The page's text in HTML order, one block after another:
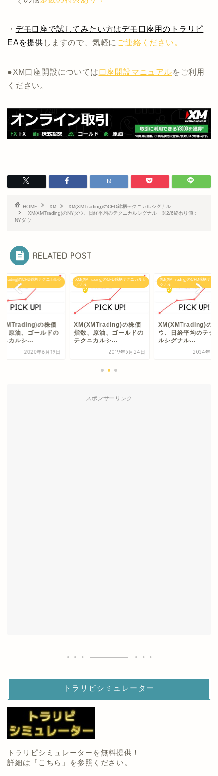
・ デモ口座で試してみたい方はデモ口座用のトラリピ
EAを提供 しますので、気軽に ご連絡ください。
●XM口座開設については口座開設マニュアルをご利用
ください。
HOME XM
XM(XMTrading)のCFD銘柄テクニカルシグナル
XM(XMTrading)のNYダウ、日経平均のテクニカルシグナル ※2/6終わり値：
NYダウ
RELATED POST
のCFD銘柄テクニカルシ
の株価
、原油、ゴールドの
ニカルシ...
2020年6月19日
XM(XMTrading)のCFD銘柄テクニカルシ
グナル
XM(XMTrading)の株価
指数、原油、ゴールドの
テクニカルシ...
2019年5月24日
XM(XMTrading)のCFD銘柄テク
グナル
XM(XMTrading)の
ウ、日経平均のテク
ルシグナル...
2024年5
スポンサーリンク
トラリピシミュレーター
トラリピシミュレーターを無料提供！
詳細は「 こちら 」を参照ください。